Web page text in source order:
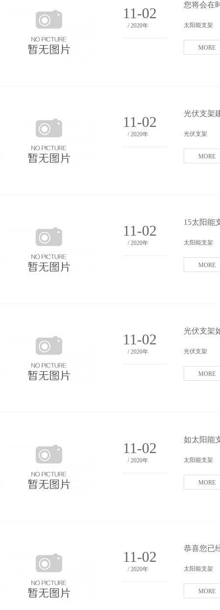
11-02
/ 2020年
您将会在
太阳能支架
MORE
11-02
/ 2020年
光伏支架
光伏支架
MORE
11-02
/ 2020年
15太阳能
太阳能支架
MORE
11-02
/ 2020年
光伏支架
光伏支架
MORE
11-02
/ 2020年
如太阳能
太阳能支架
MORE
11-02
/ 2020年
恭喜您已
太阳能支架
MORE